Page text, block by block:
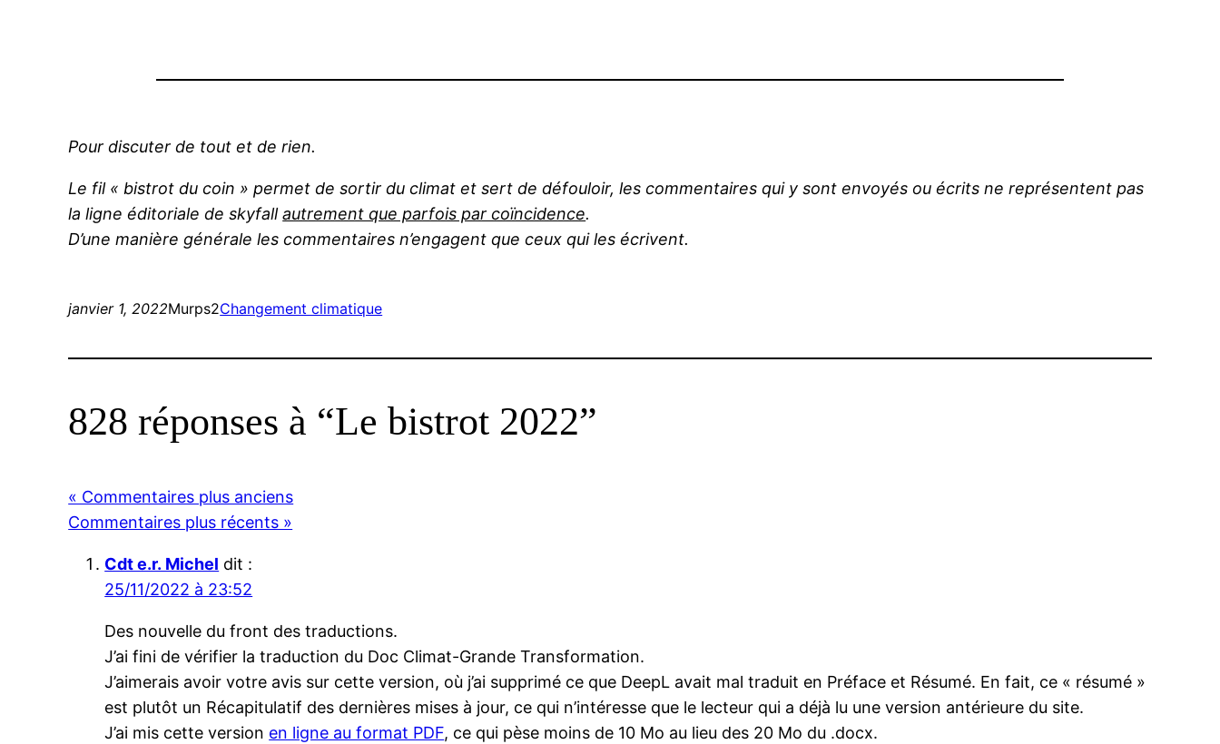
Pour discuter de tout et de rien.
Le fil « bistrot du coin » permet de sortir du climat et sert de défouloir, les commentaires qui y sont envoyés ou écrits ne représentent pas
la ligne éditoriale de skyfallautrement que parfois par coïncidence.
D’une manière générale les commentaires n’engagent que ceux qui les écrivent.
janvier 1, 2022Murps2Changement climatique
828 réponses à “Le bistrot 2022”
« Commentaires plus anciens
Commentaires plus récents »
Cdt e.r. Michel dit :
25/11/2022 à 23:52
Des nouvelle du front des traductions.
J’ai fini de vérifier la traduction du Doc Climat-Grande Transformation.
J’aimerais avoir votre avis sur cette version, où j’ai supprimé ce que DeepL avait mal traduit en Préface et Résumé. En fait, ce « résumé »
est plutôt un Récapitulatif des dernières mises à jour, ce qui n’intéresse que le lecteur qui a déjà lu une version antérieure du site.
J’ai mis cette version en ligne au format PDF, ce qui pèse moins de 10 Mo au lieu des 20 Mo du .docx.